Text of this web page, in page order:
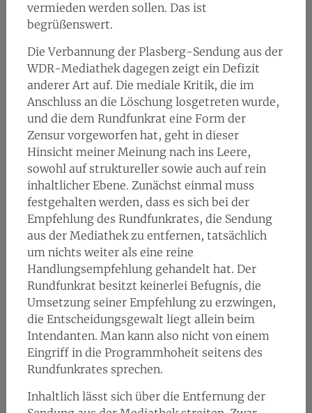
vermieden werden sollen. Das ist
begrüßenswert.
Die Verbannung der Plasberg-Sendung aus der
WDR-Mediathek dagegen zeigt ein Defizit
anderer Art auf. Die mediale Kritik, die im
Anschluss an die Löschung losgetreten wurde,
und die dem Rundfunkrat eine Form der
Zensur vorgeworfen hat, geht in dieser
Hinsicht meiner Meinung nach ins Leere,
sowohl auf struktureller sowie auch auf rein
inhaltlicher Ebene. Zunächst einmal muss
festgehalten werden, dass es sich bei der
Empfehlung des Rundfunkrates, die Sendung
aus der Mediathek zu entfernen, tatsächlich
um nichts weiter als eine reine
Handlungsempfehlung gehandelt hat. Der
Rundfunkrat besitzt keinerlei Befugnis, die
Umsetzung seiner Empfehlung zu erzwingen,
die Entscheidungsgewalt liegt allein beim
Intendanten. Man kann also nicht von einem
Eingriff in die Programmhoheit seitens des
Rundfunkrates sprechen.
Inhaltlich lässt sich über die Entfernung der